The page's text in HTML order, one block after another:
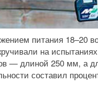
питания 18–20
на
— длиной 250 мм, а
составил